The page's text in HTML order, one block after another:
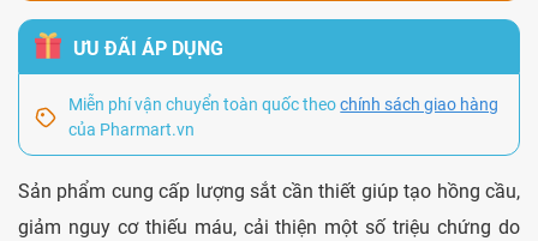
ƯU ĐÃI ÁP DỤNG
Miễn phí vận chuyển toàn quốc theochính sách giao hàng
của Pharmart.vn
Sản phẩm cung cấp lượng sắt cần thiết giúp tạo hồng cầu,
giảm nguy cơ thiếu máu, cải thiện một số triệu chứng do